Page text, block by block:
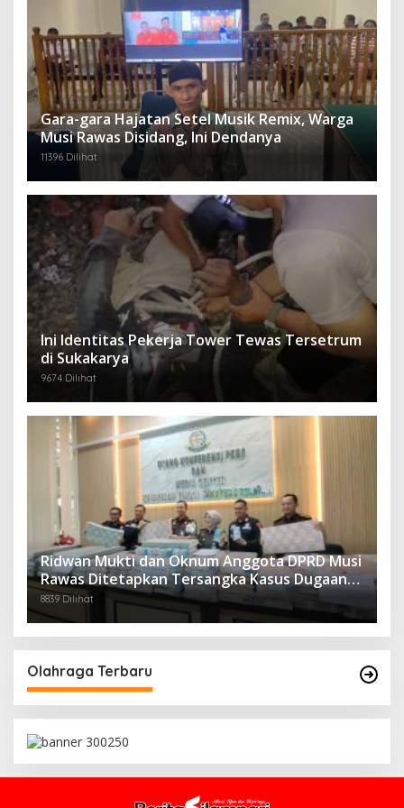
Gara-gara Hajatan Setel Musik Remix, Warga
Musi Rawas Disidang, Ini Dendanya
11396 Dilihat
Ini Identitas Pekerja Tower Tewas Tersetrum
di Sukakarya
9674 Dilihat
Ridwan Mukti dan Oknum Anggota DPRD Musi
Rawas Ditetapkan Tersangka Kasus Dugaan
Korupsi Perkebunan Sawit
8839 Dilihat
Olahraga Terbaru